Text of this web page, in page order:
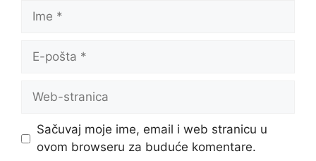
Ime
pošta
Web-
Sačuvaj moje ime, email i web stranicu u
ovom browseru za buduće komentare.